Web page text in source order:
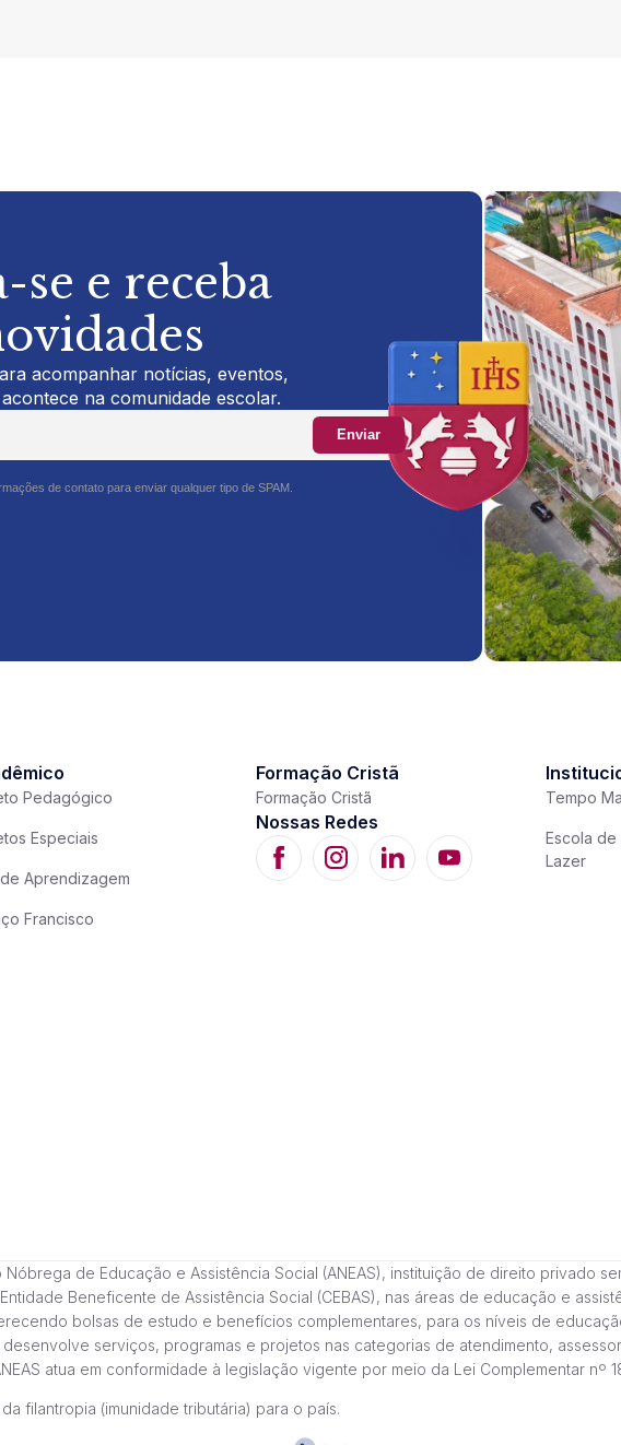
se e receba
acompanhar notícias, eventos,
na comunidade escolar.
Enviar
de contato para enviar qualquer tipo de SPAM.
Pedagógico
Especiais
Aprendizagem
Francisco
Formação Cristã
Formação Cristã
Nossas Redes
Tempo
Escola de
Lazer
de Educação e Assistência Social (ANEAS), instituição de direito privado
Beneficente de Assistência Social (CEBAS), nas áreas de educação e
bolsas de estudo e benefícios complementares, para os níveis de
serviços, programas e projetos nas categorias de atendimento,
atua em conformidade à legislação vigente por meio da Lei Complementar nº
filantropia (imunidade tributária) para o país.